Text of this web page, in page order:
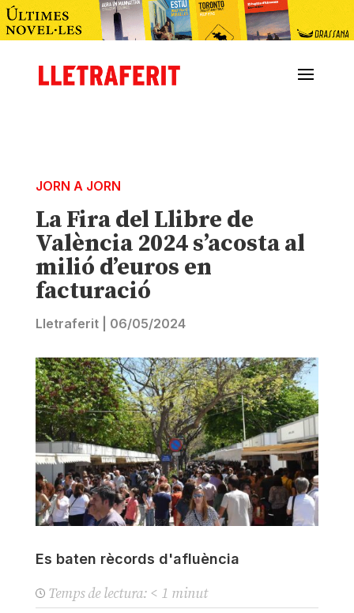
JORN A JORN
La Fira del Llibre de
València 2024 s’acosta al
milió d’euros en
facturació
Lletraferit| 06/05/2024
Es baten rècords d'afluència
Temps de lectura: < 1 minut